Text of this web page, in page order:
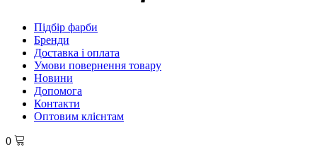
Підбір фарби
Бренди
Доставка і оплата
Умови повернення товару
Новини
Допомога
Контакти
Оптовим клієнтам
0